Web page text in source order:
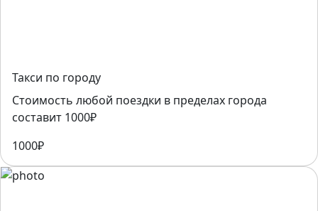
Такси по городу
Стоимость любой поездки в пределах города
составит 1000₽
1000₽